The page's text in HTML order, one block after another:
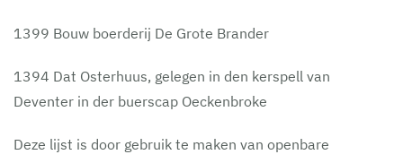
1399 Bouw boerderij De Grote Brander
1394 Dat Osterhuus, gelegen in den kerspell van
Deventer in der buerscap Oeckenbroke
Deze lijst is door gebruik te maken van openbare